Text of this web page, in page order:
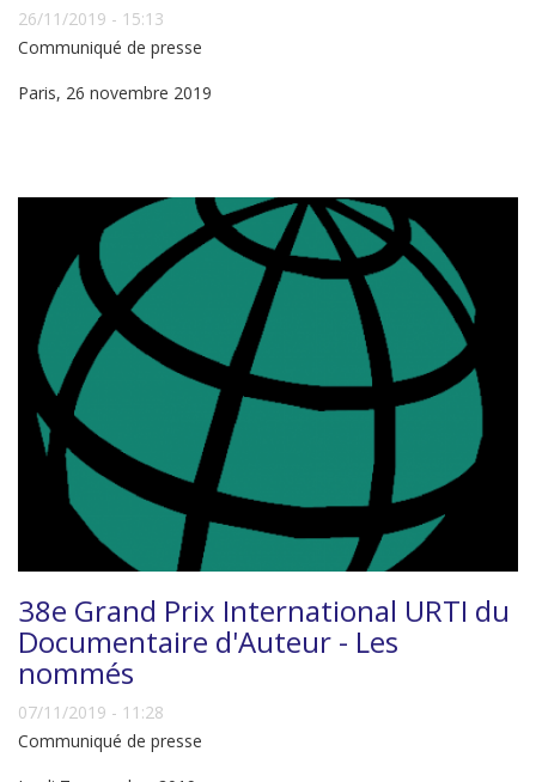
26/11/2019 - 15:13
Communiqué de presse
Paris, 26 novembre 2019
38e Grand Prix International URTI du
Documentaire d'Auteur - Les
nommés
07/11/2019 - 11:28
Communiqué de presse